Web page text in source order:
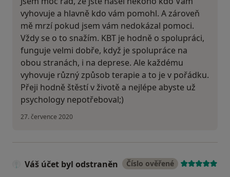
vyhovuje a hlavně kdo vám pomohl. A zároveň
mě mrzí pokud jsem vám nedokázal pomoci.
Vždy se o to snažím. KBT je hodně o spolupráci,
funguje velmi dobře, když je spolupráce na
obou stranách, i na deprese. Ale každému
vyhovuje různý způsob terapie a to je v pořádku.
Přeji hodně štěstí v životě a nejlépe abyste už
psychology nepotřeboval;)
27. července 2020
Váš účet byl odstraněn Číslo ověřené